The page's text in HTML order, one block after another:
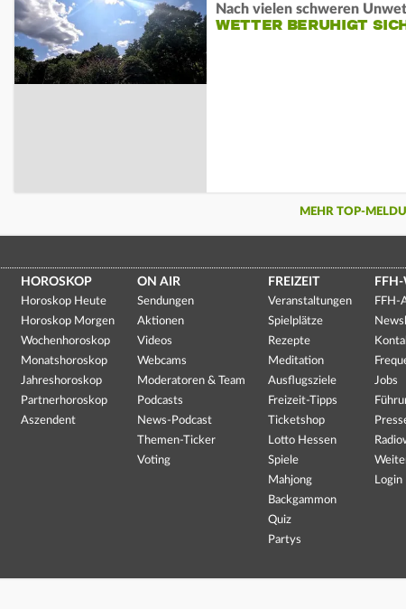
Nach vielen schweren
WETTER BERUHIGT
MEHR TOP-
HOROSKOP
Horoskop Heute
Horoskop Morgen
Wochenhoroskop
Monatshoroskop
Jahreshoroskop
Partnerhoroskop
Aszendent
ON AIR
Sendungen
Aktionen
Videos
Webcams
Moderatoren & Team
Podcasts
News-Podcast
Themen-Ticker
Voting
FREIZEIT
Veranstaltungen
Spielplätze
Rezepte
Meditation
Ausflugsziele
Freizeit-Tipps
Ticketshop
Lotto Hessen
Spiele
Mahjong
Backgammon
Quiz
Partys
FFH-
Jobs
Login